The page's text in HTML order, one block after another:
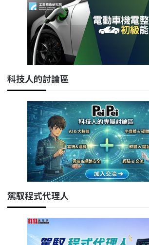
科技人的討論區
駕馭程式代理人